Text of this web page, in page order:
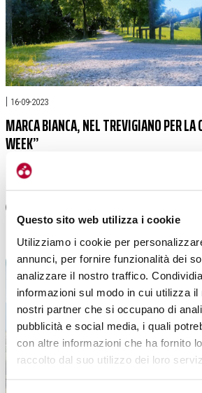
Questo sito web utilizza i cookie
Utilizziamo i cookie per
analizzare il nostro traffico.
nostri partner che si occupano di
pubblicità e social media, i quali
con altre informazioni che ha fornito
raccolto dal suo utilizzo dei loro
Selezione
del
| 16-09-2023
MARCA BIANCA, NEL TREVIGIANO PER LA
WEEK”
Da Asiago a Cornuda, va in scena la gravel week.
Bianca sono protagonisti gli amatori. Ad